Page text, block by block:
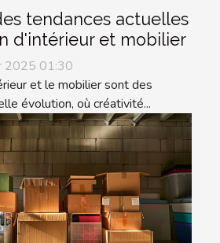
tendances actuelles
d'intérieur et mobilier
2025 01:30
et le mobilier sont des
évolution, où créativité...